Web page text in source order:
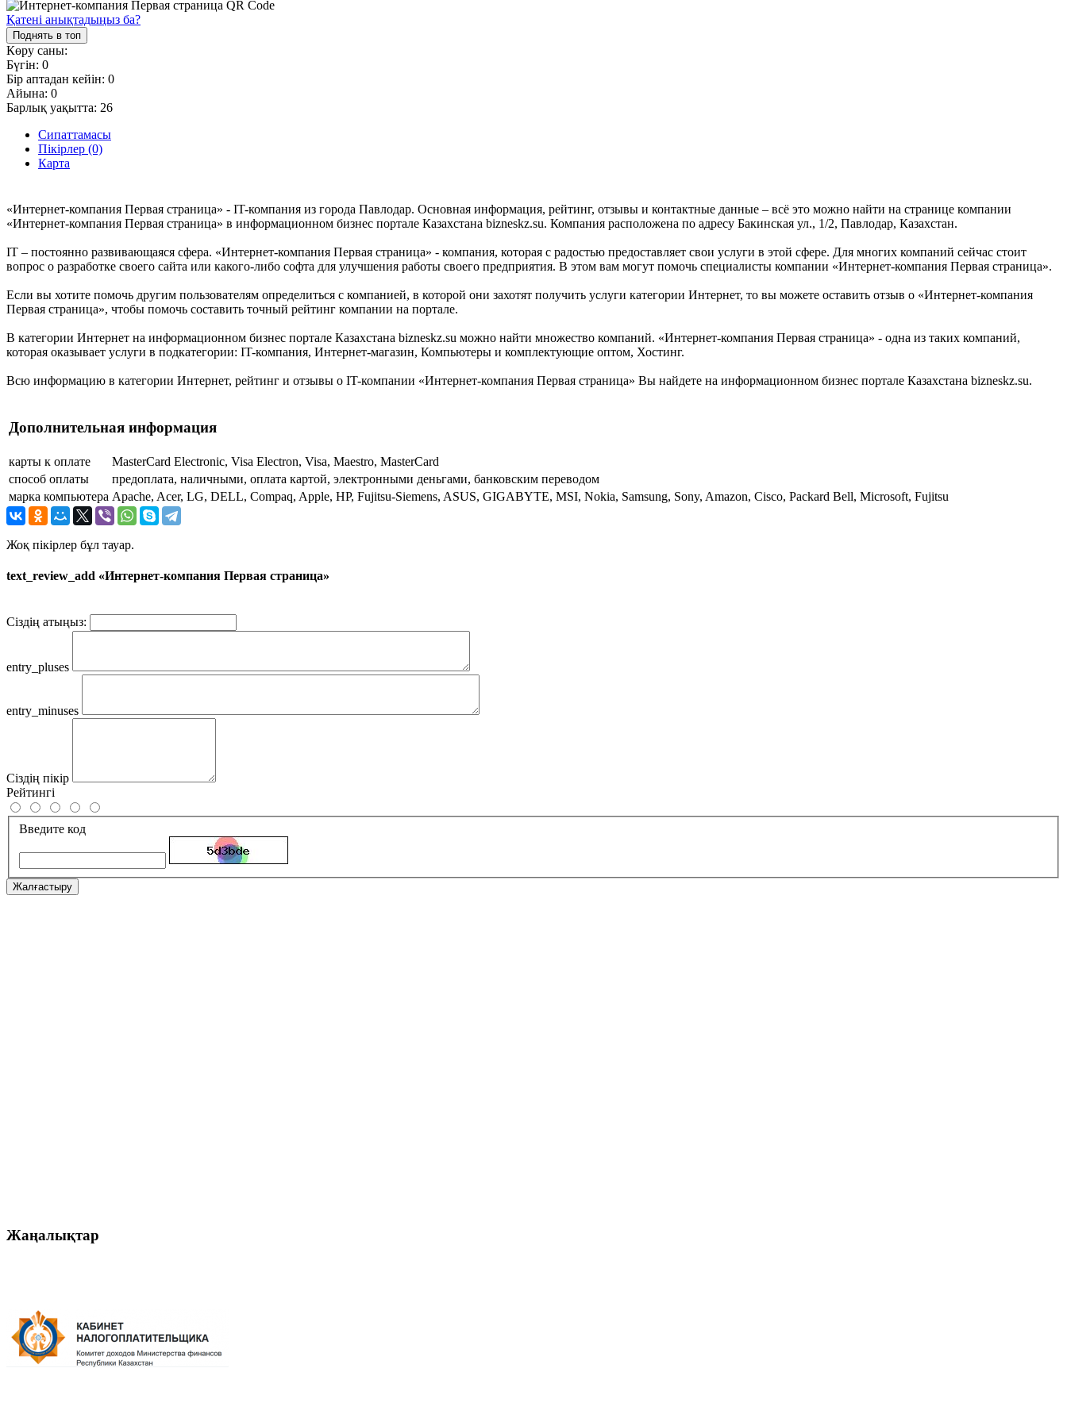
Қатені анықтадыңыз ба?
Поднять в топ
Көру саны:
Бүгін: 0
Бір аптадан кейін: 0
Айына: 0
Барлық уақытта: 26
Сипаттамасы
Пікірлер (0)
Карта
«Интернет-компания Первая страница» - IT-компания из города Павлодар. Основная информация, рейтинг, отзывы и контактные данные – всё это можно найти на странице компании
«Интернет-компания Первая страница» в информационном бизнес портале Казахстана bizneskz.su. Компания расположена по адресу Бакинская ул., 1/2, Павлодар, Казахстан.
IT – постоянно развивающаяся сфера. «Интернет-компания Первая страница» - компания, которая с радостью предоставляет свои услуги в этой сфере. Для многих компаний сейчас стоит
вопрос о разработке своего сайта или какого-либо софта для улучшения работы своего предприятия. В этом вам могут помочь специалисты компании «Интернет-компания Первая страница».
Если вы хотите помочь другим пользователям определиться с компанией, в которой они захотят получить услуги категории Интернет, то вы можете оставить отзыв о «Интернет-компания
Первая страница», чтобы помочь составить точный рейтинг компании на портале.
В категории Интернет на информационном бизнес портале Казахстана bizneskz.su можно найти множество компаний. «Интернет-компания Первая страница» - одна из таких компаний,
которая оказывает услуги в подкатегории: IT-компания, Интернет-магазин, Компьютеры и комплектующие оптом, Хостинг.
Всю информацию в категории Интернет, рейтинг и отзывы о IT-компании «Интернет-компания Первая страница» Вы найдете на информационном бизнес портале Казахстана bizneskz.su.
Дополнительная информация
карты к оплате
MasterCard Electronic, Visa Electron, Visa, Maestro, MasterCard
способ оплаты
предоплата, наличными, оплата картой, электронными деньгами, банковским переводом
марка компьютера Apache, Acer, LG, DELL, Compaq, Apple, HP, Fujitsu-Siemens, ASUS, GIGABYTE, MSI, Nokia, Samsung, Sony, Amazon, Cisco, Packard Bell, Microsoft, Fujitsu
Жоқ пікірлер бұл тауар.
text_review_add «Интернет-компания Первая страница»
Сіздің атыңыз:
entry_pluses
entry_minuses
Сіздің пікір
Рейтингі
Введите код
Жалғастыру
Жаңалықтар